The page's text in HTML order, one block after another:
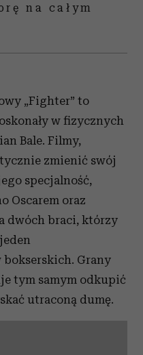
na całym
„Fighter” to
w fizycznych
Bale. Filmy,
zmienić swój
specjalność,
Oscarem oraz
dwóch braci, którzy
Grany
tym samym odkupić
utraconą dumę.